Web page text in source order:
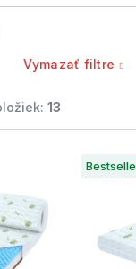
Vymazať filtre
13